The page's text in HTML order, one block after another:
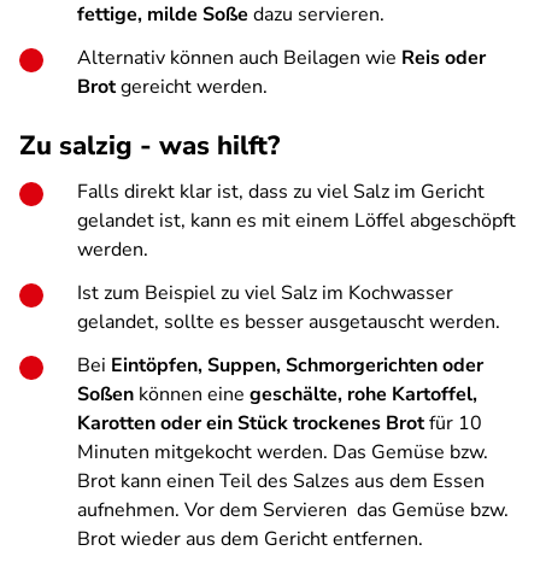
fettige, milde Soße dazu servieren.
Alternativ können auch Beilagen wie Reis oder
Brotgereicht werden.
Zu salzig - was hilft?
Falls direkt klar ist, dass zu viel Salz im Gericht
gelandet ist, kann es mit einem Löffel abgeschöpft
werden.
Ist zum Beispiel zu viel Salz im Kochwasser
gelandet, sollte es besser ausgetauscht werden.
Bei Eintöpfen, Suppen, Schmorgerichten oder
Soßen können eine geschälte, rohe Kartoffel,
Karotten oder ein Stück trockenes Brotfür 10
Minuten mitgekocht werden. Das Gemüse bzw.
Brot kann einen Teil des Salzes aus dem Essen
aufnehmen. Vor dem Servieren das Gemüse bzw.
Brot wieder aus dem Gericht entfernen.